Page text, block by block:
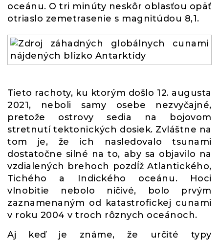
oceánu. O tri minúty neskôr oblasťou opäť
otriaslo zemetrasenie s magnitúdou 8,1.
Tieto rachoty, ku ktorým došlo 12. augusta
2021, neboli samy osebe nezvyčajné,
pretože ostrovy sedia na bojovom
stretnutí tektonických dosiek. Zvláštne na
tom je, že ich nasledovalo tsunami
dostatočne silné na to, aby sa objavilo na
vzdialených brehoch pozdĺž Atlantického,
Tichého a Indického oceánu. Hoci
vlnobitie nebolo ničivé, bolo prvým
zaznamenaným od katastrofickej cunami
v roku 2004 v troch rôznych oceánoch.
Aj keď je známe, že určité typy